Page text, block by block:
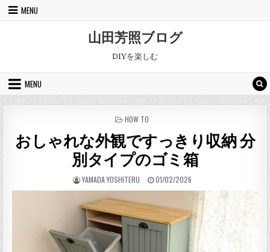
Skip to content
MENU
山田芳照ブログ
DIYを楽しむ
MENU
POSTED IN
HOW TO
おしゃれな外観ですっきり収納 分
別タイプのゴミ箱
AUTHOR:
YAMADA YOSHITERU PUBLISHED DATE:
01/02/2026